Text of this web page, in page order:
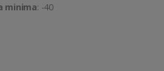
minima: -40